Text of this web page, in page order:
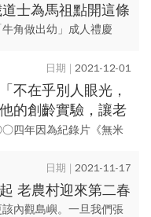
士為馬祖點開這條
角做出幼」成人禮慶
古禮儀式與趣味性的闖關
特的文化習...
2021-12-01
不在乎別人眼光，
的創齡實驗，讓老
共學
四年因為紀錄片《無米
濱伯」的黃崑濱，站在黃
，令人難...
2021-11-17
老農村迎來第二春
內觀島嶼。一旦我們張